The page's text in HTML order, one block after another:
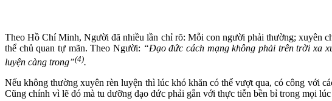
Theo Hồ Chí Minh, Người đã nhiều lần chỉ rõ: Mỗi con người phải thường; xuyên
thể chủ quan tự mãn. Theo Người: “Đạo đức cách mạng không phải trên trời xa
luyện càng trong”(4).
Nếu không thường xuyên rèn luyện thì lúc khó khăn có thể vượt qua, có công với
Cũng chính vì lẽ đó mà tu dưỡng đạo đức phải gắn với thực tiễn bền bỉ trong mọi